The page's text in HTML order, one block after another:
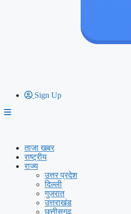
Sign Up
ताजा खबर
राष्ट्रीय
राज्य
उत्तर प्रदेश
दिल्ली
गुजरात
उत्तराखंड
छत्तीसगढ़